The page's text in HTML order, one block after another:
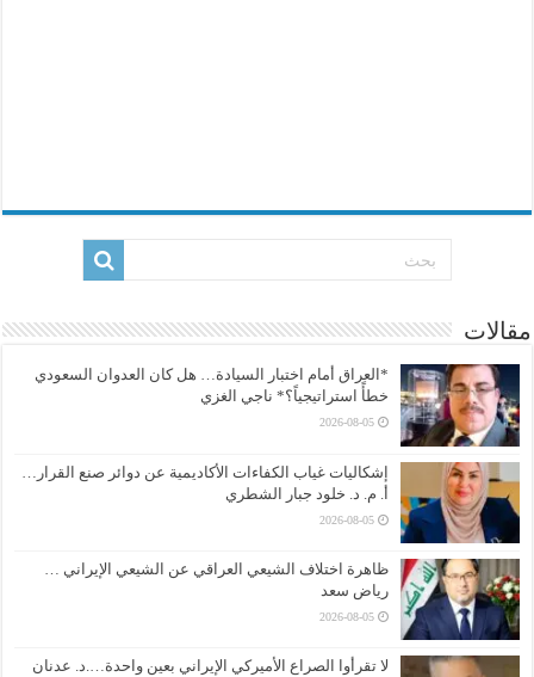
مقالات
*العراق أمام اختبار السيادة… هل كان العدوان السعودي
خطأً استراتيجياً؟* ناجي الغزي
2026-08-05
إشكاليات غياب الكفاءات الأكاديمية عن دوائر صنع القرار…
أ. م. د. خلود جبار الشطري
2026-08-05
ظاهرة اختلاف الشيعي العراقي عن الشيعي الإيراني …
رياض سعد
2026-08-05
لا تقرأوا الصراع الأميركي الإيراني بعين واحدة….د. عدنان